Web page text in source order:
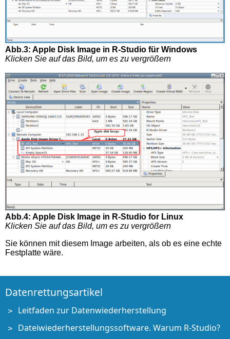
Abb.3: Apple Disk Image in R-Studio für Windows
Klicken Sie auf das Bild, um es zu vergrößern
Abb.4: Apple Disk Image in R-Studio for Linux
Klicken Sie auf das Bild, um es zu vergrößern
Sie können mit diesem Image arbeiten, als ob es eine echte
Festplatte wäre.
Datenrettungsartikel
Leitfaden zur Datenwiederherstellung
Dateiwiederherstellungssoftware. Warum R-Studio?